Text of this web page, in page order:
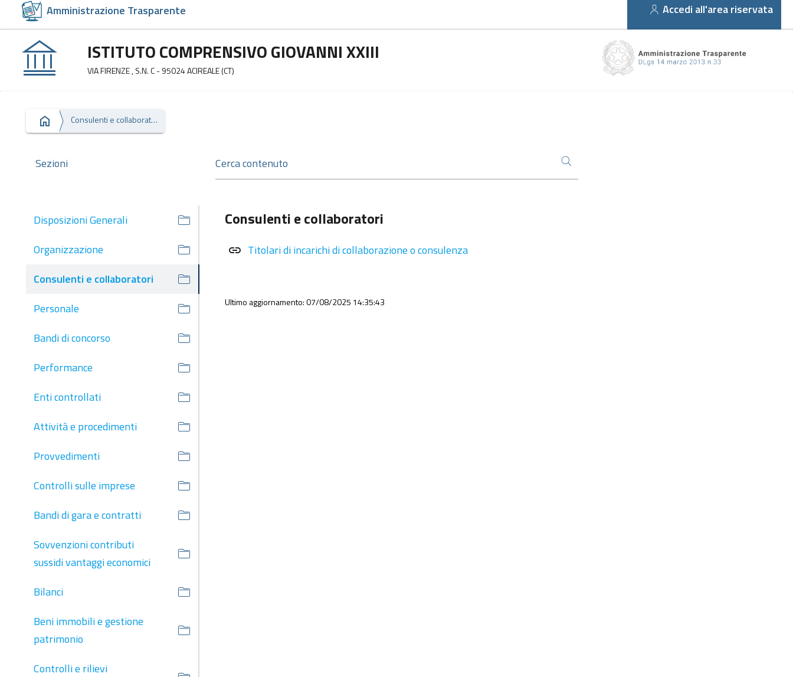
Amministrazione Trasparente Accedi all'area riservata
ISTITUTO COMPRENSIVO GIOVANNI XXIII
VIA FIRENZE , S.N. C - 95024 ACIREALE (CT)
Consulenti e collaboratori
Sezioni
Disposizioni Generali
Organizzazione
Consulenti e collaboratori
Personale
Bandi di concorso
Performance
Enti controllati
Attività e procedimenti
Provvedimenti
Controlli sulle imprese
Bandi di gara e contratti
Sovvenzioni contributi
sussidi vantaggi economici
Bilanci
Beni immobili e gestione
patrimonio
Controlli e rilievi
Consulenti e collaboratori
link Titolari di incarichi di collaborazione o consulenza
Ultimo aggiornamento: 07/08/2025 14:35:43